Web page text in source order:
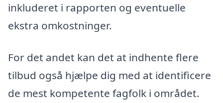
inkluderet i rapporten og eventuelle
ekstra omkostninger.
For det andet kan det at indhente flere
tilbud også hjælpe dig med at identificere
de mest kompetente fagfolk i området.